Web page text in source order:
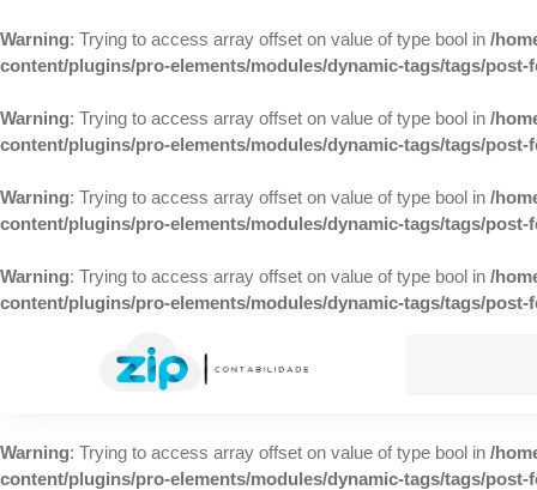
Warning: Trying to access array offset on value of type bool in /
content/plugins/pro-elements/modules/dynamic-tags/tags/post-
Warning: Trying to access array offset on value of type bool in /
content/plugins/pro-elements/modules/dynamic-tags/tags/post-
Warning: Trying to access array offset on value of type bool in /
content/plugins/pro-elements/modules/dynamic-tags/tags/post-
Warning: Trying to access array offset on value of type bool in /
content/plugins/pro-elements/modules/dynamic-tags/tags/post-
Warning: Trying to access array offset on value of type bool in /
content/plugins/pro-elements/modules/dynamic-tags/tags/post-